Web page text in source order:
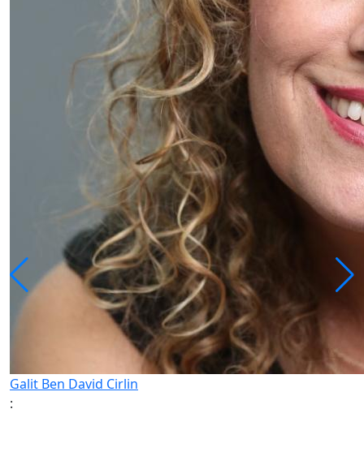
Galit Ben David Cirlin
: